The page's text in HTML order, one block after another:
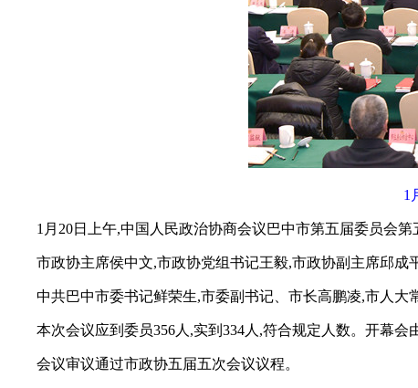
1
1月20日上午,中国人民政治协商会议巴中市第五届委员会第
市政协主席侯中文,市政协党组书记王毅,市政协副主席邱成
中共巴中市委书记鲜荣生,市委副书记、市长高鹏凌,市人大
本次会议应到委员356人,实到334人,符合规定人数。开幕
会议审议通过市政协五届五次会议议程。